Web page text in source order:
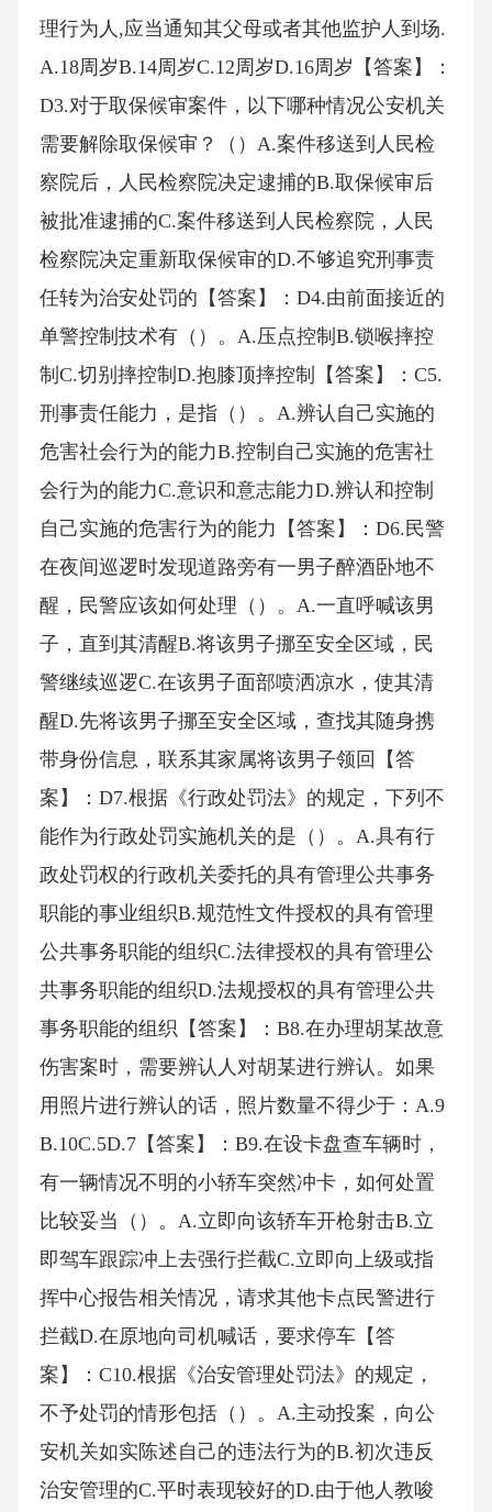
理行为人,应当通知其父母或者其他监护人到场.
A.18周岁B.14周岁C.12周岁D.16周岁【答案】：
D3.对于取保候审案件，以下哪种情况公安机关
需要解除取保候审？（）A.案件移送到人民检
察院后，人民检察院决定逮捕的B.取保候审后
被批准逮捕的C.案件移送到人民检察院，人民
检察院决定重新取保候审的D.不够追究刑事责
任转为治安处罚的【答案】：D4.由前面接近的
单警控制技术有（）。A.压点控制B.锁喉摔控
制C.切别摔控制D.抱膝顶摔控制【答案】：C5.
刑事责任能力，是指（）。A.辨认自己实施的
危害社会行为的能力B.控制自己实施的危害社
会行为的能力C.意识和意志能力D.辨认和控制
自己实施的危害行为的能力【答案】：D6.民警
在夜间巡逻时发现道路旁有一男子醉酒卧地不
醒，民警应该如何处理（）。A.一直呼喊该男
子，直到其清醒B.将该男子挪至安全区域，民
警继续巡逻C.在该男子面部喷洒凉水，使其清
醒D.先将该男子挪至安全区域，查找其随身携
带身份信息，联系其家属将该男子领回【答
案】：D7.根据《行政处罚法》的规定，下列不
能作为行政处罚实施机关的是（）。A.具有行
政处罚权的行政机关委托的具有管理公共事务
职能的事业组织B.规范性文件授权的具有管理
公共事务职能的组织C.法律授权的具有管理公
共事务职能的组织D.法规授权的具有管理公共
事务职能的组织【答案】：B8.在办理胡某故意
伤害案时，需要辨认人对胡某进行辨认。如果
用照片进行辨认的话，照片数量不得少于：A.9
B.10C.5D.7【答案】：B9.在设卡盘查车辆时，
有一辆情况不明的小轿车突然冲卡，如何处置
比较妥当（）。A.立即向该轿车开枪射击B.立
即驾车跟踪冲上去强行拦截C.立即向上级或指
挥中心报告相关情况，请求其他卡点民警进行
拦截D.在原地向司机喊话，要求停车【答
案】：C10.根据《治安管理处罚法》的规定，
不予处罚的情形包括（）。A.主动投案，向公
安机关如实陈述自己的违法行为的B.初次违反
治安管理的C.平时表现较好的D.由于他人教唆